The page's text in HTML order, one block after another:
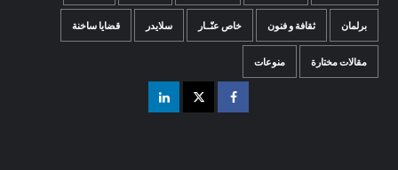
برلمان ثقافة و فنون خاص عنّــار سلايدر قضايا ساخنة
مقالات مختارة منوعات